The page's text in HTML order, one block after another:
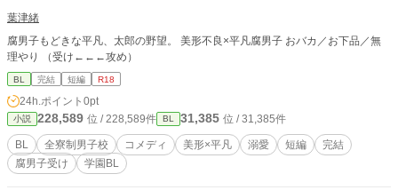
葉津緒
腐男子もどきな平凡、太郎の野望。 美形不良×平凡腐男子 おバカ／お下品／無
理やり （受け←←←攻め）
BL 完結 短編 R18
24h.ポイント 0pt
小説 228,589 位 / 228,589件 BL 31,385 位 / 31,385件
BL 全寮制男子校 コメディ 美形×平凡 溺愛 短編
完結
腐男子受け
学園BL